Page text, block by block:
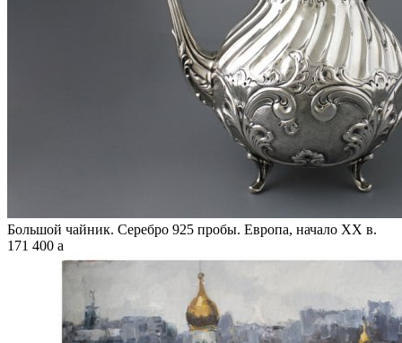
Большой чайник. Серебро 925 пробы. Европа, начало XX в.
171 400 a